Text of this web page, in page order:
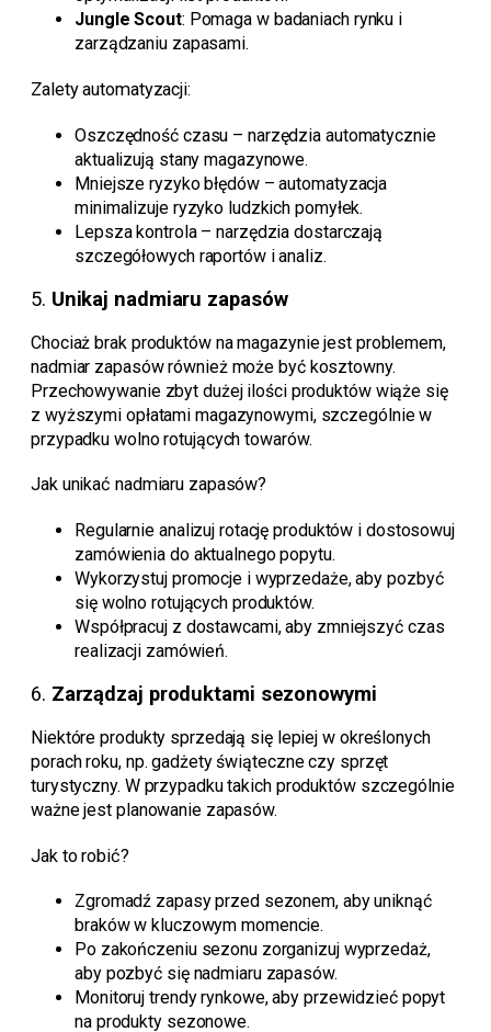
Jungle Scout: Pomaga w badaniach rynku i
zarządzaniu zapasami.
Zalety automatyzacji:
Oszczędność czasu – narzędzia automatycznie
aktualizują stany magazynowe.
Mniejsze ryzyko błędów – automatyzacja
minimalizuje ryzyko ludzkich pomyłek.
Lepsza kontrola – narzędzia dostarczają
szczegółowych raportów i analiz.
5. Unikaj nadmiaru zapasów
Chociaż brak produktów na magazynie jest problemem,
nadmiar zapasów również może być kosztowny.
Przechowywanie zbyt dużej ilości produktów wiąże się
z wyższymi opłatami magazynowymi, szczególnie w
przypadku wolno rotujących towarów.
Jak unikać nadmiaru zapasów?
Regularnie analizuj rotację produktów i dostosowuj
zamówienia do aktualnego popytu.
Wykorzystuj promocje i wyprzedaże, aby pozbyć
się wolno rotujących produktów.
Współpracuj z dostawcami, aby zmniejszyć czas
realizacji zamówień.
6. Zarządzaj produktami sezonowymi
Niektóre produkty sprzedają się lepiej w określonych
porach roku, np. gadżety świąteczne czy sprzęt
turystyczny. W przypadku takich produktów szczególnie
ważne jest planowanie zapasów.
Jak to robić?
Zgromadź zapasy przed sezonem, aby uniknąć
braków w kluczowym momencie.
Po zakończeniu sezonu zorganizuj wyprzedaż,
aby pozbyć się nadmiaru zapasów.
Monitoruj trendy rynkowe, aby przewidzieć popyt
na produkty sezonowe.